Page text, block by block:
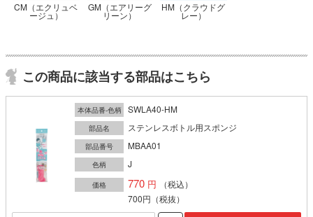
CM（エクリュベ
ージュ）
GM（エアリーグ
リーン）
HM（クラウドグ
レー）
この商品に該当する部品はこちら
本体品番-色柄 SWLA40-HM
部品名 ステンレスボトル用スポンジ
部品番号 MBAA01
色柄 J
価格 770
（税込）
700円 （税抜）